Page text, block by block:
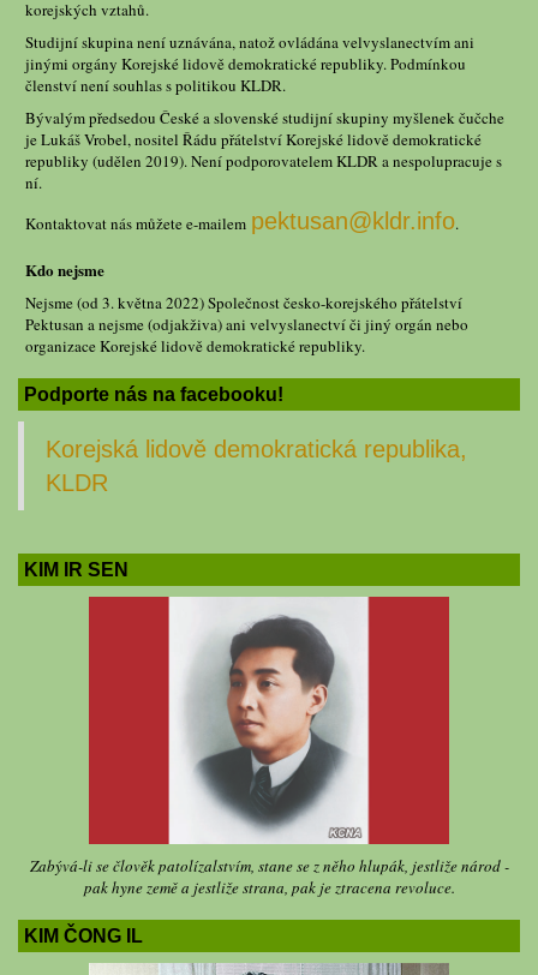
korejských vztahů.
Studijní skupina není uznávána, natož ovládána velvyslanectvím ani
jinými orgány Korejské lidově demokratické republiky. Podmínkou
členství není souhlas s politikou KLDR.
Bývalým předsedou České a slovenské studijní skupiny myšlenek čučche
je Lukáš Vrobel, nositel Řádu přátelství Korejské lidově demokratické
republiky (udělen 2019). Není podporovatelem KLDR a nespolupracuje s
ní.
Kontaktovat nás můžete e-mailem pektusan@kldr.info.
Kdo nejsme
Nejsme (od 3. května 2022) Společnost česko-korejského přátelství
Pektusan a nejsme (odjakživa) ani velvyslanectví či jiný orgán nebo
organizace Korejské lidově demokratické republiky.
Podporte nás na facebooku!
Korejská lidově demokratická republika,
KLDR
KIM IR SEN
Zabývá-li se člověk patolízalstvím, stane se z něho hlupák, jestliže národ -
pak hyne země a jestliže strana, pak je ztracena revoluce.
KIM ČONG IL